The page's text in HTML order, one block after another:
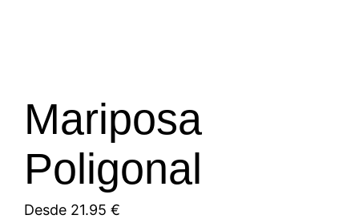
Mariposa
Poligonal
Desde 21.95 €